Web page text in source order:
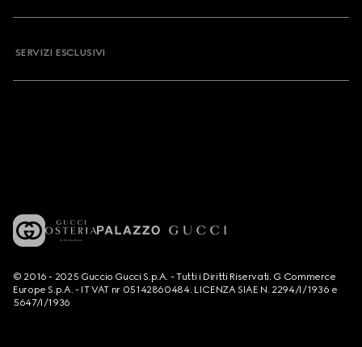
SERVIZI ESCLUSIVI
© 2016 - 2025 Guccio Gucci S.p.A. - Tutti i Diritti Riservati. G Commerce
Europe S.p.A. - IT VAT nr 05142860484. LICENZA SIAE N. 2294/I/1936 e
5647/I/1936